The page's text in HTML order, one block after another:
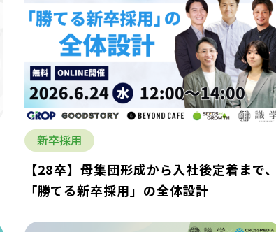
新卒採用
【28卒】母集団形成から入社後定着まで、
「勝てる新卒採用」の全体設計